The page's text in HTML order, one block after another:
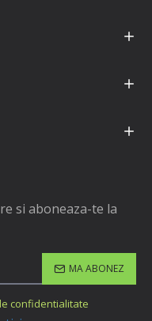
si aboneaza-te la
MA ABONEZ
confidentialitate